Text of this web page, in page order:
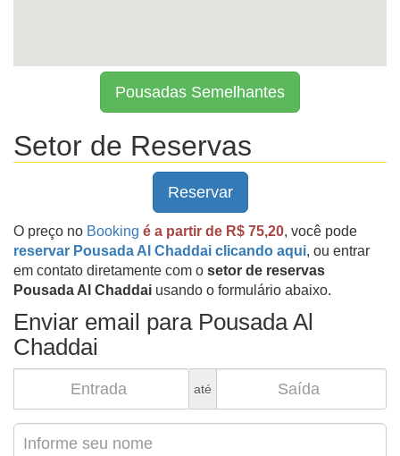
Pousadas Semelhantes
Setor de Reservas
Reservar
O preço no Booking é a partir de R$ 75,20, você pode
reservar Pousada Al Chaddai clicando aqui, ou entrar
em contato diretamente com o setor de reservas
Pousada Al Chaddai usando o formulário abaixo.
Enviar email para Pousada Al
Chaddai
até